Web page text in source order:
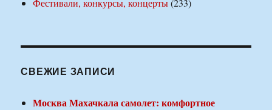
СВЕЖИЕ ЗАПИСИ
Москва Махачкала самолет: комфортное